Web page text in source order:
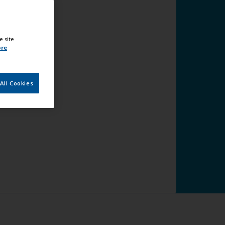
site
Cookies